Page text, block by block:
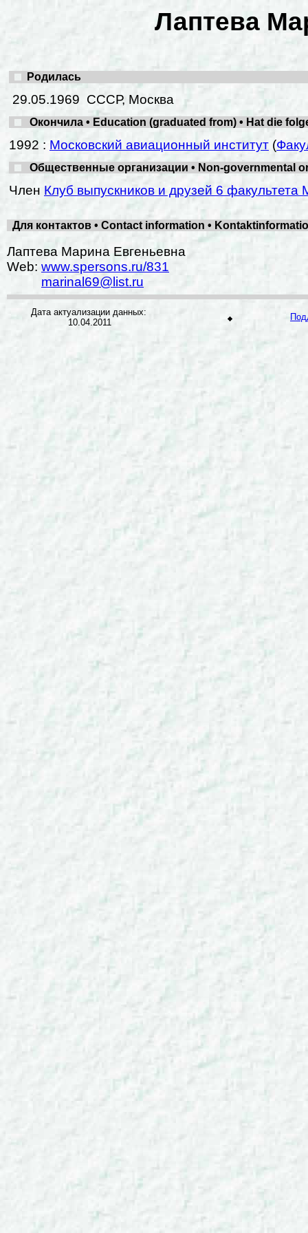
Лаптева
Родилась
29.05.1969 СССР, Москва
Окончила • Education (graduated from) • Hat die
1992 : Московский авиационный институт (
Общественные организации • Non-governmental
Член Клуб выпускников и друзей 6 факультета
Для контактов • Contact information •
Лаптева Марина Евгеньевна
Web: www.spersons.ru/831
marinal69@list.ru
Дата актуализации данных:
10.04.2011